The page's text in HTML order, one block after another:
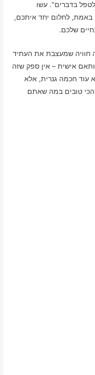
בדברים". עשו
באמת, לחלום יחד איתכם,
שלכם.
חוויה שמעצבת את העתיד
אישית – אין ספק שזה
עוד חכמה גנרית, אלא
הכי טובים במה שאתם